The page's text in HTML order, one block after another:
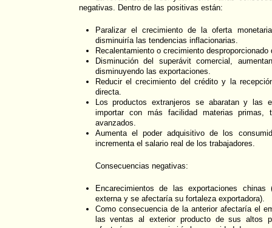
negativas. Dentro de las positivas están:
Paralizar el crecimiento de la oferta
disminuiría las tendencias inflacionarias.
Recalentamiento o crecimiento
Disminución del superávit comercial,
disminuyendo las exportaciones.
Reducir el crecimiento del crédito y la
directa.
Los productos extranjeros se abaratan y las
importar con más facilidad materias primas,
avanzados.
Aumenta el poder adquisitivo de los
incrementa el salario real de los trabajadores.
Consecuencias negativas:
Encarecimientos de las exportaciones chinas
externa y se afectaría su fortaleza exportadora).
Como consecuencia de la anterior afectaría el
las ventas al exterior producto de sus altos